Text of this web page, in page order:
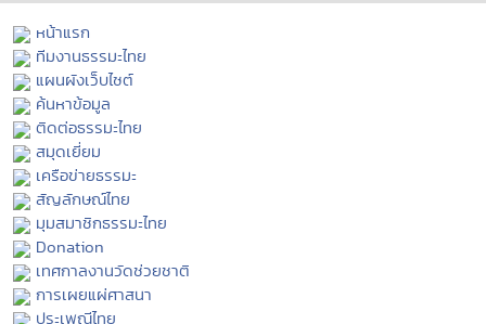
หน้าแรก
ทีมงานธรรมะไทย
แผนผังเว็บไซต์
ค้นหาข้อมูล
ติดต่อธรรมะไทย
สมุดเยี่ยม
เครือข่ายธรรมะ
สัญลักษณ์ไทย
มุมสมาชิกธรรมะไทย
Donation
เทศกาลงานวัดช่วยชาติ
การเผยแผ่ศาสนา
ประเพณีไทย